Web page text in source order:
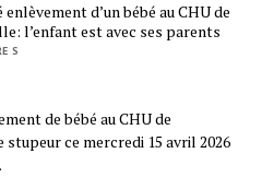
enlèvement d’un bébé au CHU de
l’enfant est avec ses parents
S
de bébé au CHU de
ce mercredi 15 avril 2026